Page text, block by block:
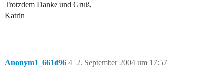
Trotzdem Danke und Gruß,
Katrin
Anonym1_661d96 2. September 2004 um 17:57
4